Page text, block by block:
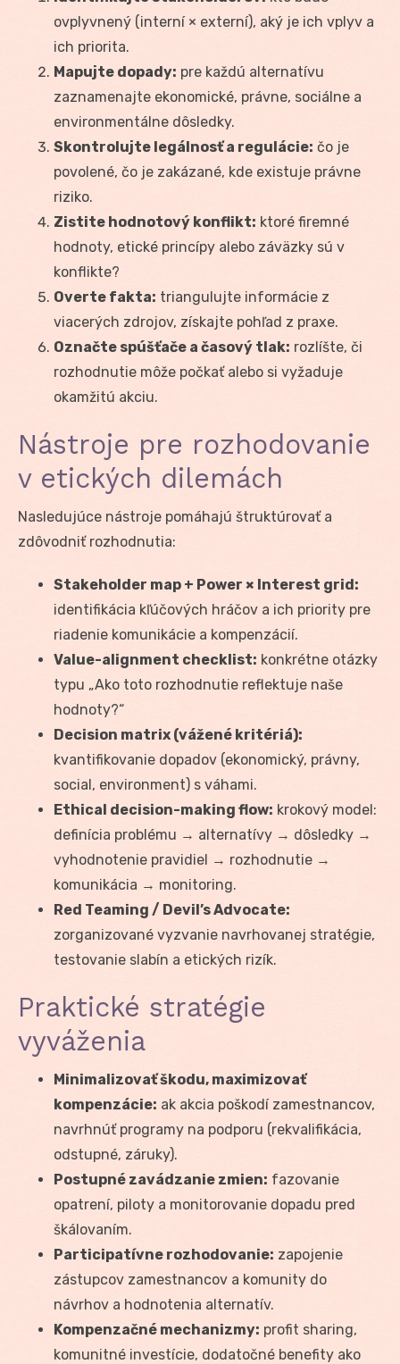
ovplyvnený (interní × externí), aký je ich vplyv a
ich priorita.
Mapujte dopady: pre každú alternatívu
zaznamenajte ekonomické, právne, sociálne a
environmentálne dôsledky.
Skontrolujte legálnosť a regulácie: čo je
povolené, čo je zakázané, kde existuje právne
riziko.
Zistite hodnotový konflikt: ktoré firemné
hodnoty, etické princípy alebo záväzky sú v
konflikte?
Overte fakta: triangulujte informácie z
viacerých zdrojov, získajte pohľad z praxe.
Označte spúšťače a časový tlak: rozlíšte, či
rozhodnutie môže počkať alebo si vyžaduje
okamžitú akciu.
Nástroje pre rozhodovanie
v etických dilemách
Nasledujúce nástroje pomáhajú štruktúrovať a
zdôvodniť rozhodnutia:
Stakeholder map + Power × Interest grid:
identifikácia kľúčových hráčov a ich priority pre
riadenie komunikácie a kompenzácií.
Value-alignment checklist: konkrétne otázky
typu „Ako toto rozhodnutie reflektuje naše
hodnoty?“
Decision matrix (vážené kritériá):
kvantifikovanie dopadov (ekonomický, právny,
social, environment) s váhami.
Ethical decision-making flow: krokový model:
definícia problému → alternatívy → dôsledky →
vyhodnotenie pravidiel → rozhodnutie →
komunikácia → monitoring.
Red Teaming / Devil’s Advocate:
zorganizované vyzvanie navrhovanej stratégie,
testovanie slabín a etických rizík.
Praktické stratégie
vyváženia
Minimalizovať škodu, maximizovať
kompenzácie: ak akcia poškodí zamestnancov,
navrhnúť programy na podporu (rekvalifikácia,
odstupné, záruky).
Postupné zavádzanie zmien: fazovanie
opatrení, piloty a monitorovanie dopadu pred
škálovaním.
Participatívne rozhodovanie: zapojenie
zástupcov zamestnancov a komunity do
návrhov a hodnotenia alternatív.
Kompenzačné mechanizmy: profit sharing,
komunitné investície, dodatočné benefity ako